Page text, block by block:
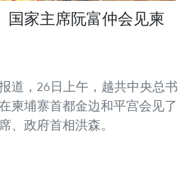
国家主席阮富仲会见柬
道，26日上午，越共中央总书
柬埔寨首都金边和平宫会见了
、政府首相洪森。